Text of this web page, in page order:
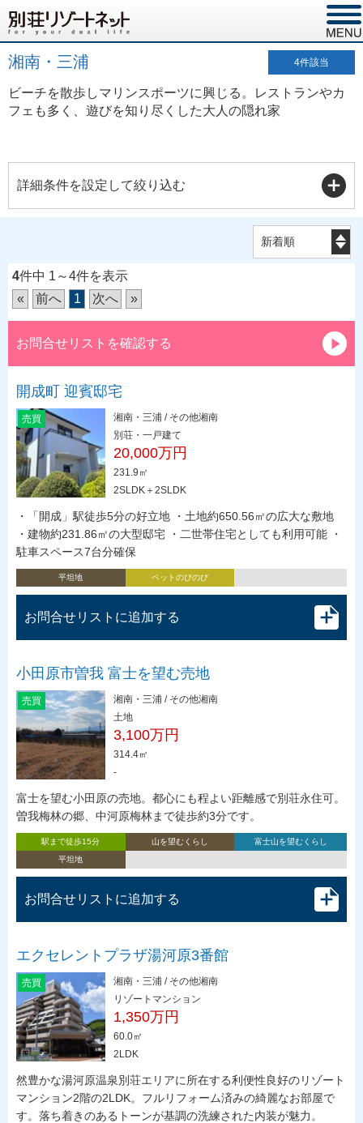
湘南・三浦 4件該当
ビーチを散歩しマリンスポーツに興じる。レストランやカ
フェも多く、遊びを知り尽くした大人の隠れ家
詳細条件を設定して絞り込む
4件中 1～4件を表示
«
前へ 1 次へ »
お問合せリストを確認する
開成町 迎賓邸宅
売買
湘南・三浦 / その他湘南
別荘・一戸建て
20,000万円
231.9㎡
2SLDK＋2SLDK
・「開成」駅徒歩5分の好立地 ・土地約650.56㎡の広大な敷地
・建物約231.86㎡の大型邸宅 ・二世帯住宅としても利用可能 ・
駐車スペース7台分確保
平坦地 ペットのびのび
お問合せリストに追加する
小田原市曽我 富士を望む売地
売買
湘南・三浦 / その他湘南
土地
3,100万円
314.4㎡
-
富士を望む小田原の売地。都心にも程よい距離感で別荘永住可。
曽我梅林の郷、中河原梅林まで徒歩約3分です。
駅まで徒歩15分 山を望むくらし
富士山を望むくらし
平坦地
お問合せリストに追加する
エクセレントプラザ湯河原3番館
売買
湘南・三浦 / その他湘南
リゾートマンション
1,350万円
60.0㎡
2LDK
然豊かな湯河原温泉別荘エリアに所在する利便性良好のリゾート
マンション2階の2LDK。フルリフォーム済みの綺麗なお部屋で
す。落ち着きのあるトーンが基調の洗練された内装が魅力。